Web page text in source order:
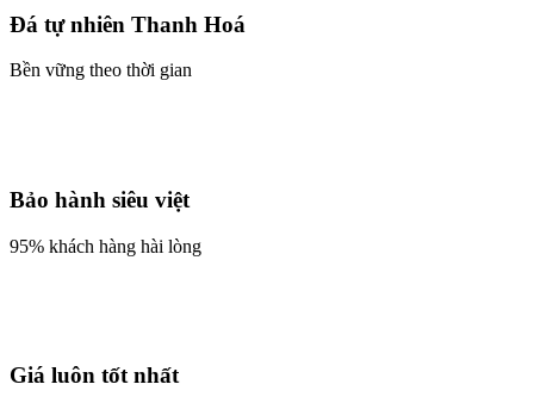
Đá tự nhiên Thanh Hoá
Bền vững theo thời gian
Bảo hành siêu việt
95% khách hàng hài lòng
Giá luôn tốt nhất